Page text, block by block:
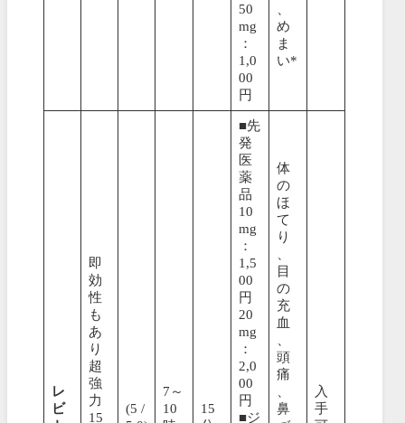
50
mg
：
1,0
00
円
め
ま
い*
レ
ビ
即
効
性
も
あ
り
超
強
力
15
(5 /
7～
10
15
■先
発
医
薬
品
10
mg
：
1,5
00
円
20
mg
：
2,0
00
円
■ジ
体
の
ほ
て
り
目
の
充
血
頭
痛
鼻
入
手